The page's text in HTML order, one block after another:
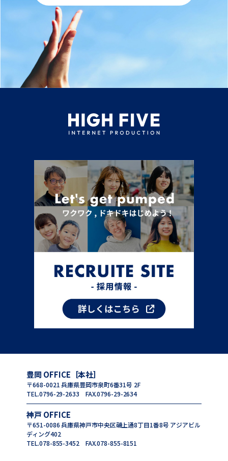
豊岡 OFFICE［本社］
〒668-0021 兵庫県豊岡市泉町6番31号 2F
TEL.0796-29-2633 FAX.0796-29-2634
神戸 OFFICE
〒651-0086 兵庫県神戸市中央区磯上通8丁目1番8号 アジアビル
ディング402
TEL.078-855-3452 FAX.078-855-8151